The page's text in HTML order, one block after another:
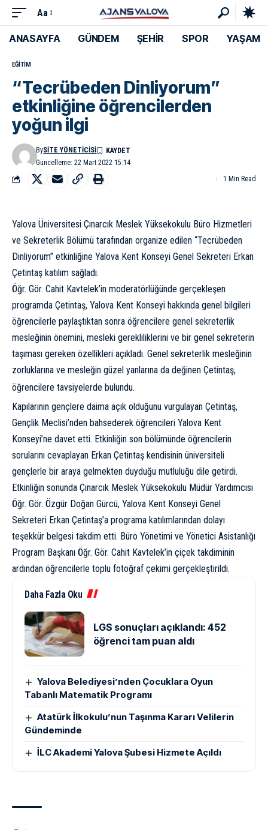
Aa
ANASAYFA GÜNDEM ŞEHİR SPOR YAŞAM
EĞITIM
“Tecrübeden Dinliyorum”
etkinliğine öğrencilerden
yoğun ilgi
Güncelleme: 22 Mart 2022 15:14
BySITE YÖNETICISI
1 Min Read
Yalova Üniversitesi Çınarcık Meslek Yüksekokulu Büro Hizmetleri
ve Sekreterlik Bölümü tarafından organize edilen “Tecrübeden
Dinliyorum” etkinliğine Yalova Kent Konseyi Genel Sekreteri Erkan
Çetintaş katılım sağladı.
Öğr. Gör. Cahit Kavtelek’in moderatörlüğünde gerçekleşen
programda Çetintaş, Yalova Kent Konseyi hakkında genel bilgileri
öğrencilerle paylaştıktan sonra öğrencilere genel sekreterlik
mesleğinin önemini, mesleki gerekliliklerini ve bir genel sekreterin
taşıması gereken özellikleri açıkladı. Genel sekreterlik mesleğinin
zorluklarına ve mesleğin güzel yanlarına da değinen Çetintaş,
öğrencilere tavsiyelerde bulundu.
Kapılarının gençlere daima açık olduğunu vurgulayan Çetintaş,
Gençlik Meclisi’nden bahsederek öğrencileri Yalova Kent
Konseyi’ne davet etti. Etkinliğin son bölümünde öğrencilerin
sorularını cevaplayan Erkan Çetintaş kendisinin üniversiteli
gençlerle bir araya gelmekten duyduğu mutluluğu dile getirdi.
Etkinliğin sonunda Çınarcık Meslek Yüksekokulu Müdür Yardımcısı
Öğr. Gör. Özgür Doğan Gürcü, Yalova Kent Konseyi Genel
Sekreteri Erkan Çetintaş’a programa katılımlarından dolayı
teşekkür belgesi takdim etti. Büro Yönetimi ve Yönetici Asistanlığı
Program Başkanı Öğr. Gör. Cahit Kavtelek’in çiçek takdiminin
ardından öğrencilerle toplu fotoğraf çekimi gerçekleştirildi.
Daha Fazla Oku
LGS sonuçları açıklandı: 452
öğrenci tam puan aldı
Yalova Belediyesi’nden Çocuklara Oyun
Tabanlı Matematik Programı
Atatürk İlkokulu’nun Taşınma Kararı Velilerin
Gündeminde
İLC Akademi Yalova Şubesi Hizmete Açıldı